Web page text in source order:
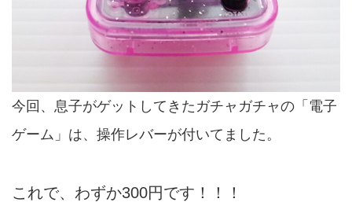
今回、息子がゲットしてきたガチャガチャの「電子
ゲーム」は、操作レバーが付いてました。
これで、わずか300円です！！！